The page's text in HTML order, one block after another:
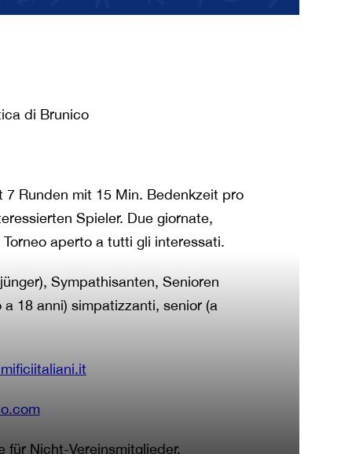
di Brunico
Runden mit 15 Min. Bedenkzeit pro
Spieler. Due giornate,
aperto a tutti gli interessati.
Sympathisanten, Senioren
18 anni) simpatizzanti, senior (a
für Nicht-Vereinsmitglieder.